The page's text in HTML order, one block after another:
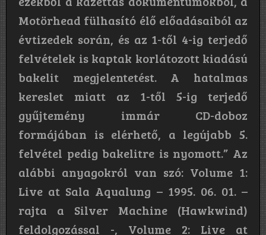
Motörhead fülhasító élő előadásaiból az
évtizedek során, és az 1-től 4-ig terjedő
felvételek is kaptak korlátozott kiadású
bakelit megjelentetést. A hatalmas
kereslet miatt az 1-től 5-ig terjedő
gyűjtemény immár CD-doboz
formájában is elérhető, a legújabb 5.
felvétel pedig bakelitre is nyomott.” Az
alábbi anyagokról van szó: Volume 1:
Live at Sala Aqualung – 1995. 06. 01. –
rajta a Silver Machine (Hawkwind)
feldolgozással -, Volume 2: Live at